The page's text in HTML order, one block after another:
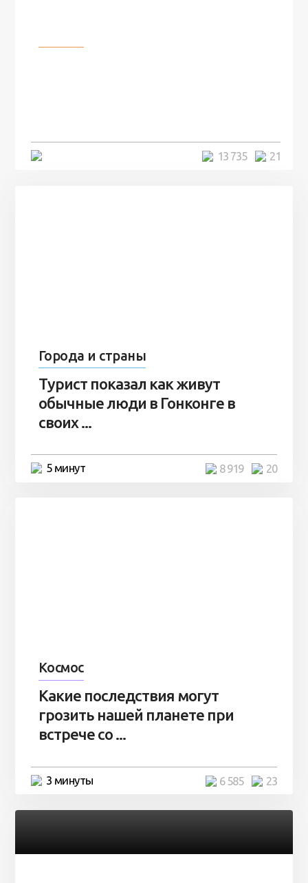
21
13 735
Города и страны
Турист показал как живут
обычные люди в Гонконге в
своих ...
5 минут 20
8 919
Космос
Какие последствия могут
грозить нашей планете при
встрече со ...
3 минуты 23
6 585